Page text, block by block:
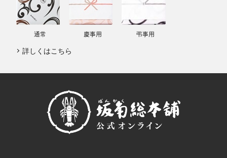
通常 慶事用 弔事用
詳しくはこちら